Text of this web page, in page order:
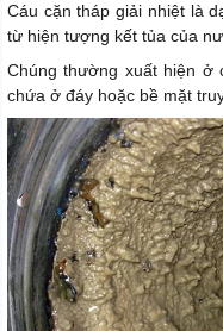
Cáu cặn tháp giải nhiệt là
từ hiện tượng kết tủa của
Chúng thường xuất hiện ở
chứa ở đáy hoặc bề mặt